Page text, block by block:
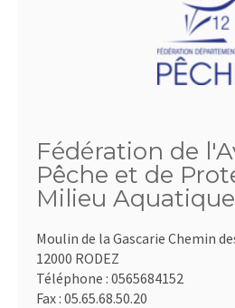
Fédération de
Pêche et de
Milieu Aquatique
Moulin de la Gascarie Chemin
12000 RODEZ
Téléphone : 0565684152
Fax : 05.65.68.50.20